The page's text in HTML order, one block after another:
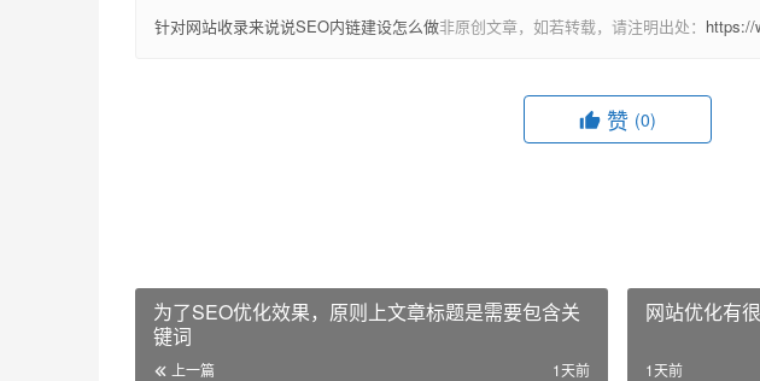
针对网站收录来说说SEO内链建设怎么做非原创文章，如若转载，请注明出处： https://
赞 (0)
为了SEO优化效果，原则上文章标题是需要包含关
键词
上一篇 1天前
网站优化有
1天前